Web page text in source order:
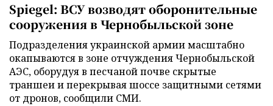
Spiegel: ВСУ возводят оборонительные
сооружения в Чернобыльской зоне
Подразделения украинской армии масштабно
окапываются в зоне отчуждения Чернобыльской
АЭС, оборудуя в песчаной почве скрытые
траншеи и перекрывая шоссе защитными сетями
от дронов, сообщили СМИ.